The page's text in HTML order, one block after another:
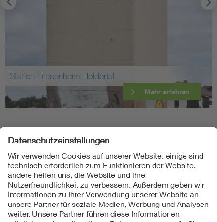
Station Friesenheim Holdertal
Mehr erfahren
Folgen Sie uns